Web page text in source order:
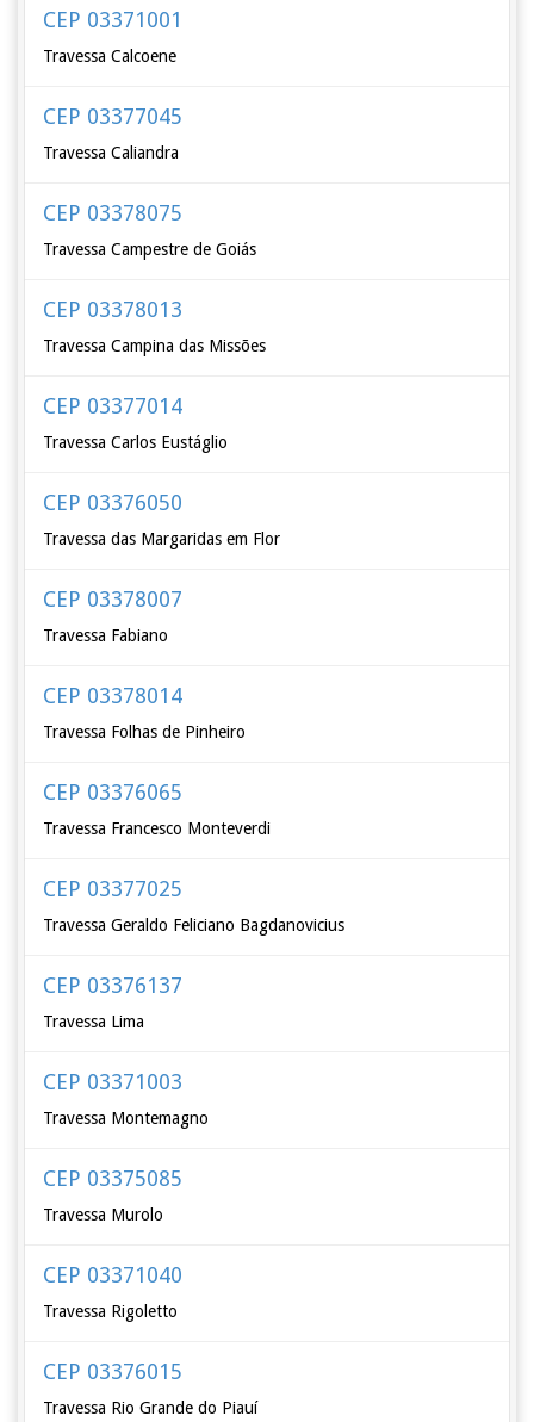
CEP 03371001
Travessa Calcoene
CEP 03377045
Travessa Caliandra
CEP 03378075
Travessa Campestre de Goiás
CEP 03378013
Travessa Campina das Missões
CEP 03377014
Travessa Carlos Eustáglio
CEP 03376050
Travessa das Margaridas em Flor
CEP 03378007
Travessa Fabiano
CEP 03378014
Travessa Folhas de Pinheiro
CEP 03376065
Travessa Francesco Monteverdi
CEP 03377025
Travessa Geraldo Feliciano Bagdanovicius
CEP 03376137
Travessa Lima
CEP 03371003
Travessa Montemagno
CEP 03375085
Travessa Murolo
CEP 03371040
Travessa Rigoletto
CEP 03376015
Travessa Rio Grande do Piauí